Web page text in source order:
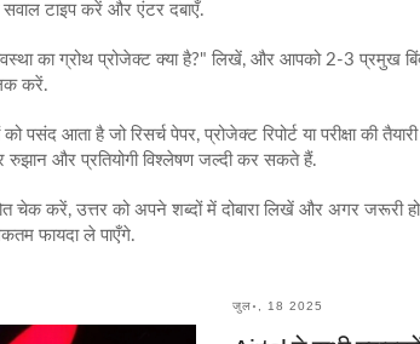
टाइप करें और एंटर दबाएँ.
का ग्रोथ प्रोजेक्ट क्या है?" लिखें, और आपको 2‑3 प्रमुख
करें.
आता है जो रिसर्च पेपर, प्रोजेक्ट रिपोर्ट या परीक्षा की
रुझान और प्रतियोगी विश्लेषण जल्दी कर सकते हैं.
चेक करें, उत्तर को अपने शब्दों में दोबारा लिखें और अगर जरूरी हो
फायदा ले पाएँगे.
जुल॰, 18 2025